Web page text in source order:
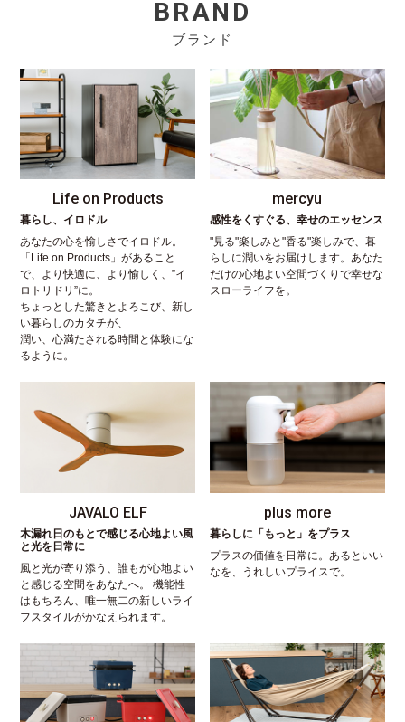
BRAND
ブランド
Life on Products
暮らし、イロドル
あなたの心を愉しさでイロドル。
「Life on Products」があること
で、より快適に、より愉しく、”イ
ロトリドリ”に。
ちょっとした驚きとよろこび、新し
い暮らしのカタチが、
潤い、心満たされる時間と体験にな
るように。
mercyu
感性をくすぐる、幸せのエッセンス
"見る"楽しみと"香る"楽しみで、暮
らしに潤いをお届けします。あなた
だけの心地よい空間づくりで幸せな
スローライフを。
JAVALO ELF
木漏れ日のもとで感じる心地よい風
と光を日常に
風と光が寄り添う、誰もが心地よい
と感じる空間をあなたへ。 機能性
はもちろん、唯一無二の新しいライ
フスタイルがかなえられます。
plus more
暮らしに「もっと」をプラス
プラスの価値を日常に。あるといい
なを、うれしいプライスで。